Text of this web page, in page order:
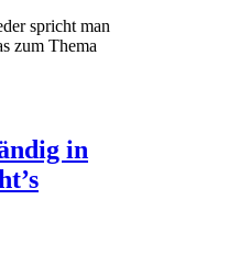
spricht man
zum Thema
in